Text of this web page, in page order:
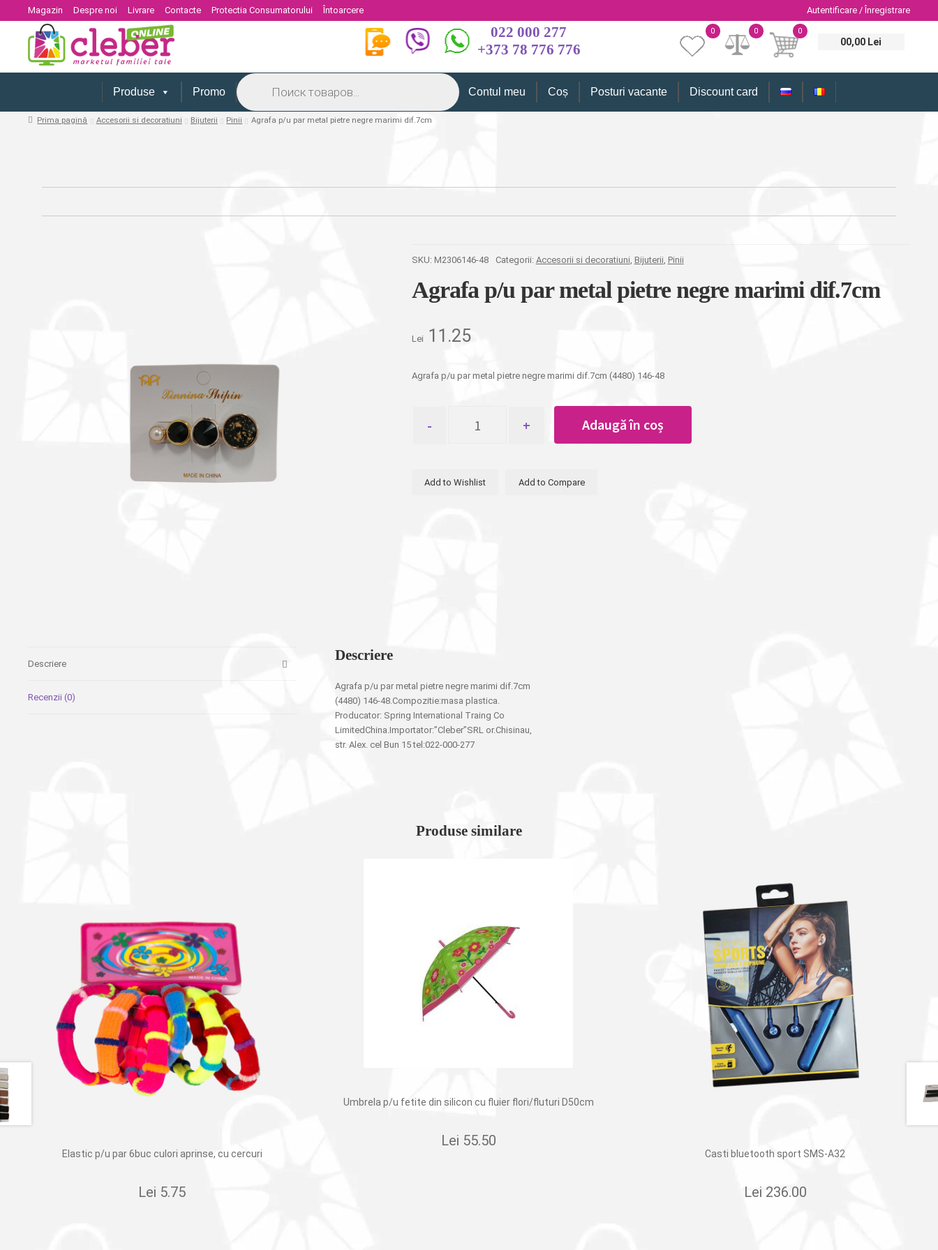
Magazin Despre noi Livrare Contacte Protectia Consumatorului Întoarcere Autentificare / Înregistrare
022 000 277
+373 78 776 776
0
00,00 Lei
0
0
Produse Promo
Products
search
Contul meu Coș Posturi vacante Discount card
Prima pagină Accesorii si decoratiuni Bijuterii Pinii Agrafa p/u par metal pietre negre marimi dif.7cm
SKU: M2306146-48 Categorii: Accesorii si decoratiuni, Bijuterii, Pinii
Agrafa p/u par metal pietre negre marimi dif.7cm
Lei 11.25
Agrafa p/u par metal pietre negre marimi dif.7cm (4480) 146-48
Agrafa
pietre
Adaugă în coș
Add to Wishlist Add to Compare
Descriere
Recenzii (0)
Descriere
Agrafa p/u par metal pietre negre marimi dif.7cm
(4480) 146-48.Compozitie:masa plastica.
Producator: Spring International Traing Co
LimitedChina.Importator:”Cleber”SRL or.Chisinau,
str. Alex. cel Bun 15 tel:022-000-277
Produse similare
Elastic p/u par 6buc culori aprinse, cu cercuri
Lei 5.75
Umbrela p/u fetite din silicon cu fluier flori/fluturi D50cm
Lei 55.50
Casti bluetooth sport SMS-A32
Lei 236.00